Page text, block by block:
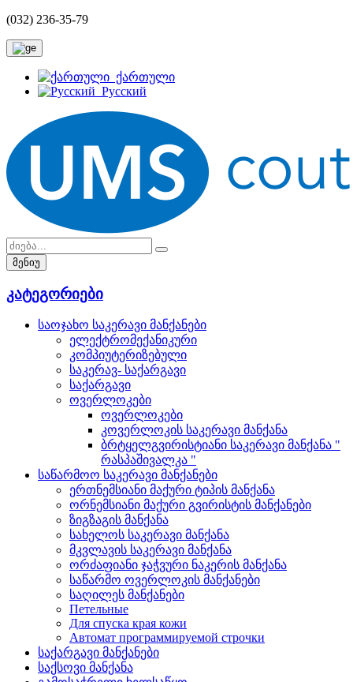
(032) 236-35-79
ქართული
Русский
მენიუ
კატეგორიები
საოჯახო საკერავი მანქანები
ელექტრომექანიკური
კომპიუტერიზებული
საკერავ- საქარგავი
საქარგავი
ოვერლოკები
ოვერლოკები
კოვერლოკის საკერავი მანქანა
ბრტყელგვირისტიანი საკერავი მანქანა "
რასპაშივალკა "
საწარმოო საკერავი მანქანები
ერთნემსიანი მაქური ტიპის მანქანა
ორნემსიანი მაქური გვირისტის მანქანები
ზიგზაგის მანქანა
სახელოს საკერავი მანქანა
მკვლავის საკერავი მანქანა
ორძაფიანი ჯაჭვური ნაკერის მანქანა
საწარმო ოვერლოკის მანქანები
საღილეს მანქანები
Петельные
Для спуска края кожи
Автомат программируемой строчки
საქარგავი მანქანები
საქსოვი მანქანა